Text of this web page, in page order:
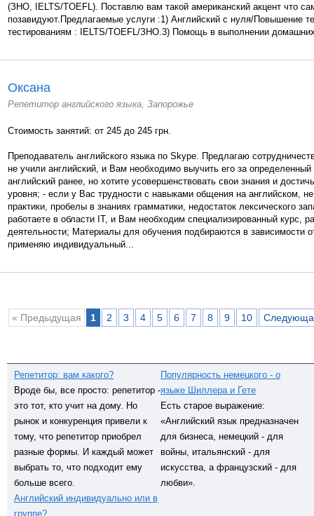
(ЗНО, IELTS/TOEFL). Поставлю вам такой американский акцент что
позавидуют.Предлагаемые услуги :1) Английский с нуля/Повышение
тестированиям : IELTS/TOEFL/ЗНО.3) Помощь в выполнении
Оксана
Репетитор английского языка, Запорожье
Стоимость занятий: от 245 до 245 грн.
Преподаватель английского языка по Skype. Предлагаю
не учили английский, и Вам необходимо выучить его за
английский ранее, но хотите усовершенствовать свои знания и
уровня; - если у Вас трудности с навыками общения на английском, не
практики, пробелы в знаниях грамматики, недостаток лексического
работаете в области IT, и Вам необходим специализированный курс,
деятельности; Материалы для обучения подбираются в зависимости
применяю индивидуальный...
« Предыдущая 1 2 3 4 5 6 7 8 9 10
Репетитор: вам какого?
Вроде бы, все просто: репетитор -
это тот, кто учит на дому. Но
рынок и конкуренция привели к
тому, что репетитор приобрел
разные формы. И каждый может
выбрать то, что подходит ему
больше всего.
Популярность немецкого - о
языке Шиллера и Гете
Есть старое выражение:
«Английский язык предназначен
для бизнеса, немецкий - для
войны, итальянский - для
искусства, а французский - для
любви».
Английский индивидуально или в
группе?